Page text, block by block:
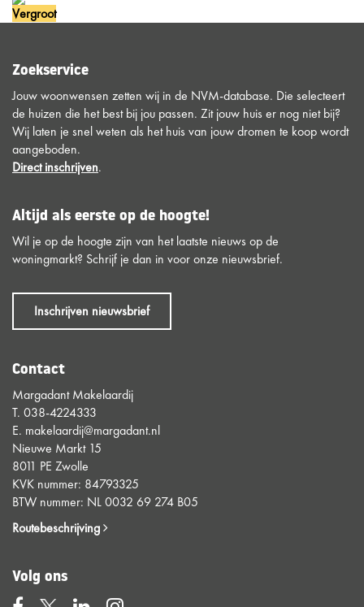
Vergroot
Zoekservice
Jouw woonwensen zetten wij in de NVM-database. Die selecteert
de huizen die het best bij jou passen. Zit jouw huis er nog niet bij?
Wij laten je snel weten als het huis van jouw dromen te koop wordt
aangeboden.
Direct inschrijven.
Altijd als eerste op de hoogte!
Wil je op de hoogte zijn van het laatste nieuws op de
woningmarkt? Schrijf je dan in voor onze nieuwsbrief.
Inschrijven nieuwsbrief
Contact
Margadant Makelaardij
T. 038-4224333
E. makelaardij@margadant.nl
Nieuwe Markt 15
8011 PE Zwolle
KVK nummer: 84793325
BTW nummer: NL 0032 69 274 B05
Routebeschrijving
Volg ons